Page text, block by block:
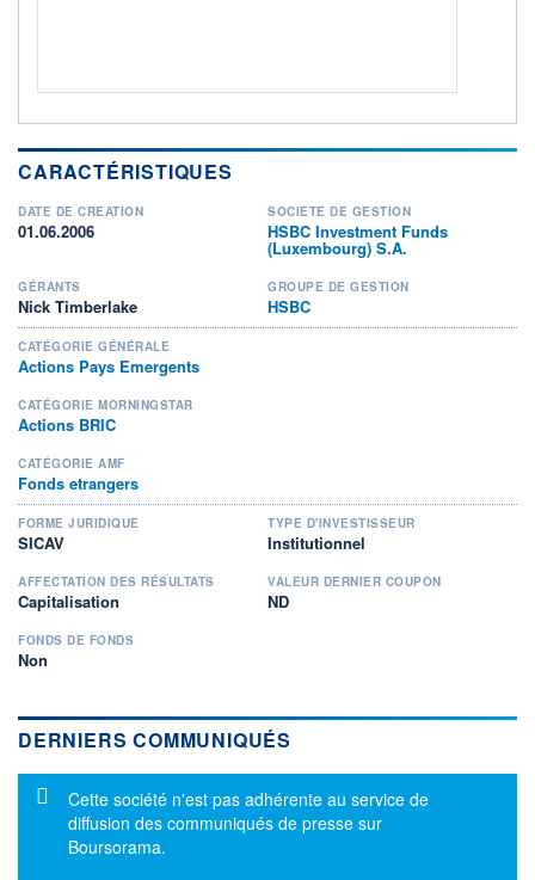
CARACTÉRISTIQUES
DATE DE CRÉATION
01.06.2006
SOCIÉTÉ DE GESTION
HSBC Investment Funds
(Luxembourg) S.A.
GÉRANTS
Nick Timberlake
GROUPE DE GESTION
HSBC
CATÉGORIE GÉNÉRALE
Actions Pays Emergents
CATÉGORIE MORNINGSTAR
Actions BRIC
CATÉGORIE AMF
Fonds etrangers
FORME JURIDIQUE
SICAV
TYPE D'INVESTISSEUR
Institutionnel
AFFECTATION DES RÉSULTATS
Capitalisation
VALEUR DERNIER COUPON
ND
FONDS DE FONDS
Non
DERNIERS COMMUNIQUÉS
Message d'information
Cette société n'est pas adhérente au service de
diffusion des communiqués de presse sur
Boursorama.